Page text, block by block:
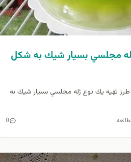
مجلسي بسيار شيك به شكل
تهيه يك نوع ژله مجلسي بسيار شيك به
0